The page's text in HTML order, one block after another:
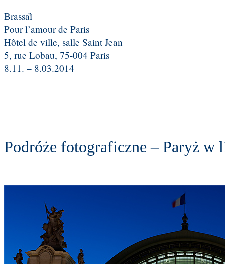
Brassaȉ
Pour l’amour de Paris
Hôtel de ville, salle Saint Jean
5, rue Lobau, 75-004 Paris
8.11. – 8.03.2014
Podróże fotograficzne – Paryż w